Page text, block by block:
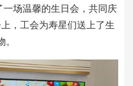
场温馨的生日会，共同庆
，工会为寿星们送上了生